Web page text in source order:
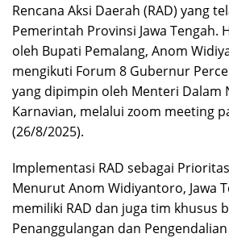
Rencana Aksi Daerah (RAD) yang
Pemerintah Provinsi Jawa Tengah.
oleh Bupati Pemalang, Anom
mengikuti Forum 8 Gubernur
yang dipimpin oleh Menteri Dalam
Karnavian, melalui zoom meeting
(26/8/2025).
Implementasi RAD sebagai Prioritas
Menurut Anom Widiyantoro, Jawa
memiliki RAD dan juga tim khusus
Penanggulangan dan